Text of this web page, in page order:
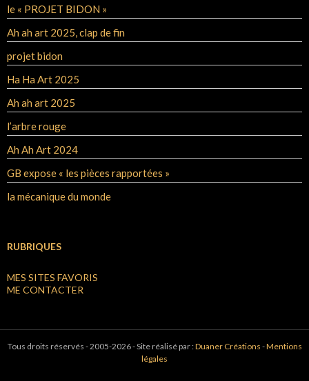
le « PROJET BIDON »
Ah ah art 2025, clap de fin
projet bidon
Ha Ha Art 2025
Ah ah art 2025
l’arbre rouge
Ah Ah Art 2024
GB expose « les pièces rapportées »
la mécanique du monde
RUBRIQUES
MES SITES FAVORIS
ME CONTACTER
Tous droits réservés - 2005-2026 - Site réalisé par :Duaner Créations -Mentions
légales